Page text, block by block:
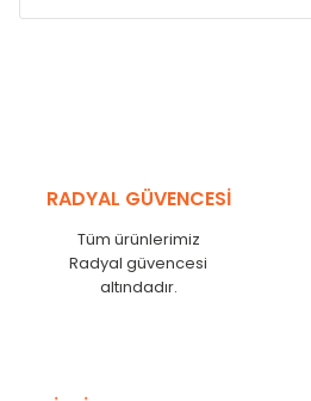
RADYAL GÜVENCESİ
Tüm ürünlerimiz
Radyal güvencesi
altındadır.